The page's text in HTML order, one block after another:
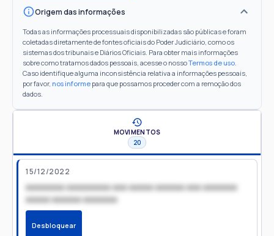
Origem das informações
Todas as informações processuais disponibilizadas são públicas e foram
coletadas diretamente de fontes oficiais do Poder Judiciário, como os
sistemas dos tribunais e Diários Oficiais. Para obter mais informações
sobre como tratamos dados pessoais, acesse o nossoTermos de uso.
Caso identifique alguma inconsistência relativa a informações pessoais,
por favor, nos informe para que possamos proceder com a remoção dos
dados.
MOVIMENTOS
20
15/12/2022
xxxxxxxx xxxxxxxxx xxx xxxxx xxxxxx xxx xxxxxxx
xxxxx xxxxxx xxxxxxx
Desbloquear